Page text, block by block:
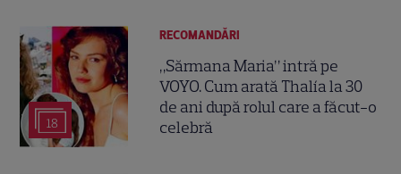
18
RECOMANDĂRI
„Sărmana Maria” intră pe
VOYO. Cum arată Thalía la 30
de ani după rolul care a făcut-o
celebră